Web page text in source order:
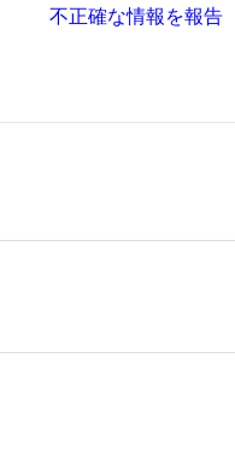
不正確な情報を報告